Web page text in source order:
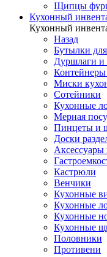
Щипцы
Кухонный
Кухонный
Назад
Бутылки
Дуршлаги и
Контейнеры
Миски
Сотейники
Кухонные
Мерная
Пинцеты и
Доски
Кастрюли
Венчики
Кухонные
Кухонные
Кухонные
Кухонные
Половники
Противени